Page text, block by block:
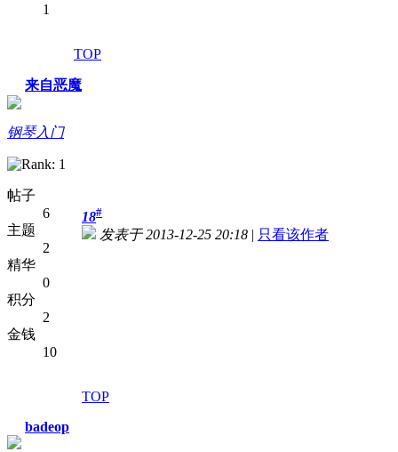
1
TOP
来自恶魔
钢琴入门
帖子
6
主题
2
精华
0
积分
2
金钱
10
18#
发表于 2013-12-25 20:18 | 只看该作者
TOP
badeop